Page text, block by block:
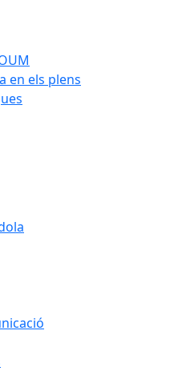
en els plens